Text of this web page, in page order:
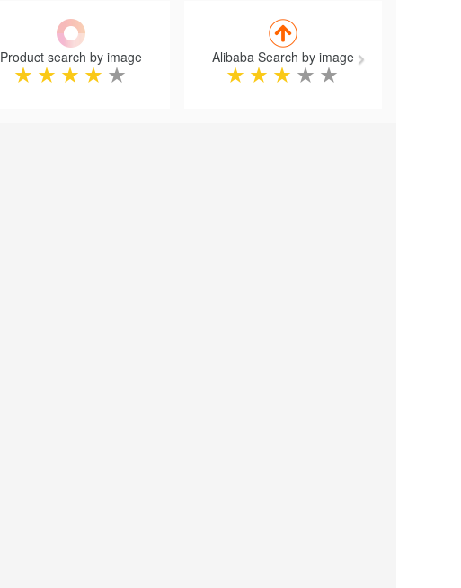
Product search by image
★ ★ ★ ★ ★
Alibaba Search by image
★ ★ ★ ★ ★